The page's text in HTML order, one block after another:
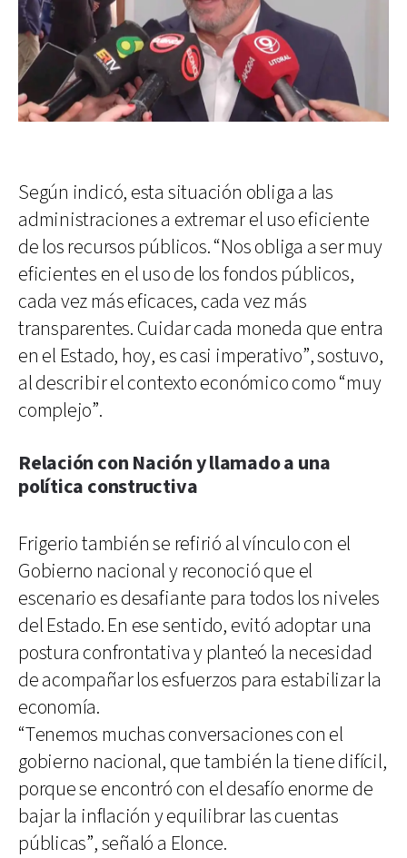
Según indicó, esta situación obliga a las
administraciones a extremar el uso eficiente
de los recursos públicos. “Nos obliga a ser muy
eficientes en el uso de los fondos públicos,
cada vez más eficaces, cada vez más
transparentes. Cuidar cada moneda que entra
en el Estado, hoy, es casi imperativo”, sostuvo,
al describir el contexto económico como “muy
complejo”.
Relación con Nación y llamado a una
política constructiva
Frigerio también se refirió al vínculo con el
Gobierno nacional y reconoció que el
escenario es desafiante para todos los niveles
del Estado. En ese sentido, evitó adoptar una
postura confrontativa y planteó la necesidad
de acompañar los esfuerzos para estabilizar la
economía.
“Tenemos muchas conversaciones con el
gobierno nacional, que también la tiene difícil,
porque se encontró con el desafío enorme de
bajar la inflación y equilibrar las cuentas
públicas”, señaló a Elonce.